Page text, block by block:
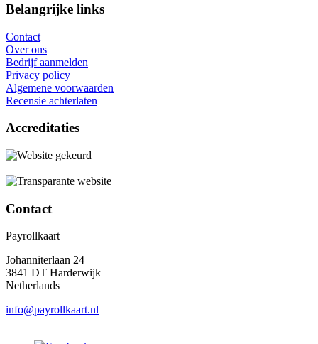
Belangrijke links
Contact
Over ons
Bedrijf aanmelden
Privacy policy
Algemene voorwaarden
Recensie achterlaten
Accreditaties
Contact
Payrollkaart
Johanniterlaan 24
3841 DT Harderwijk
Netherlands
info@payrollkaart.nl